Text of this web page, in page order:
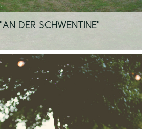
DER SCHWENTINE"